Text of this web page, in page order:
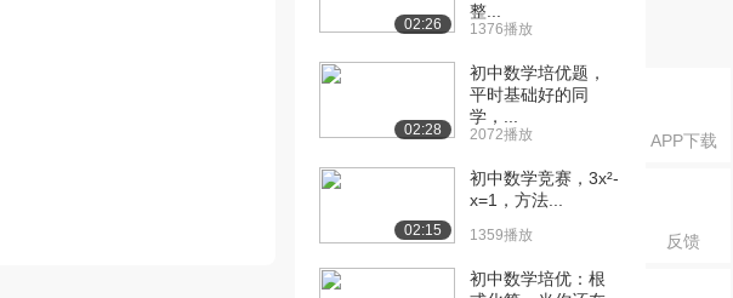
APP下载
反馈
02:26
整...
1376播放
02:28
初中数学培优题，
平时基础好的同
学，...
2072播放
02:15
初中数学竞赛，3x²-
x=1，方法...
1359播放
初中数学培优：根